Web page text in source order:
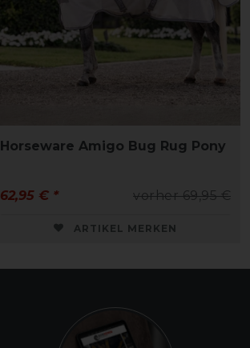
Horseware Amigo Bug Rug Pony
vorher 69,95 €
62,95 € *
ARTIKEL MERKEN